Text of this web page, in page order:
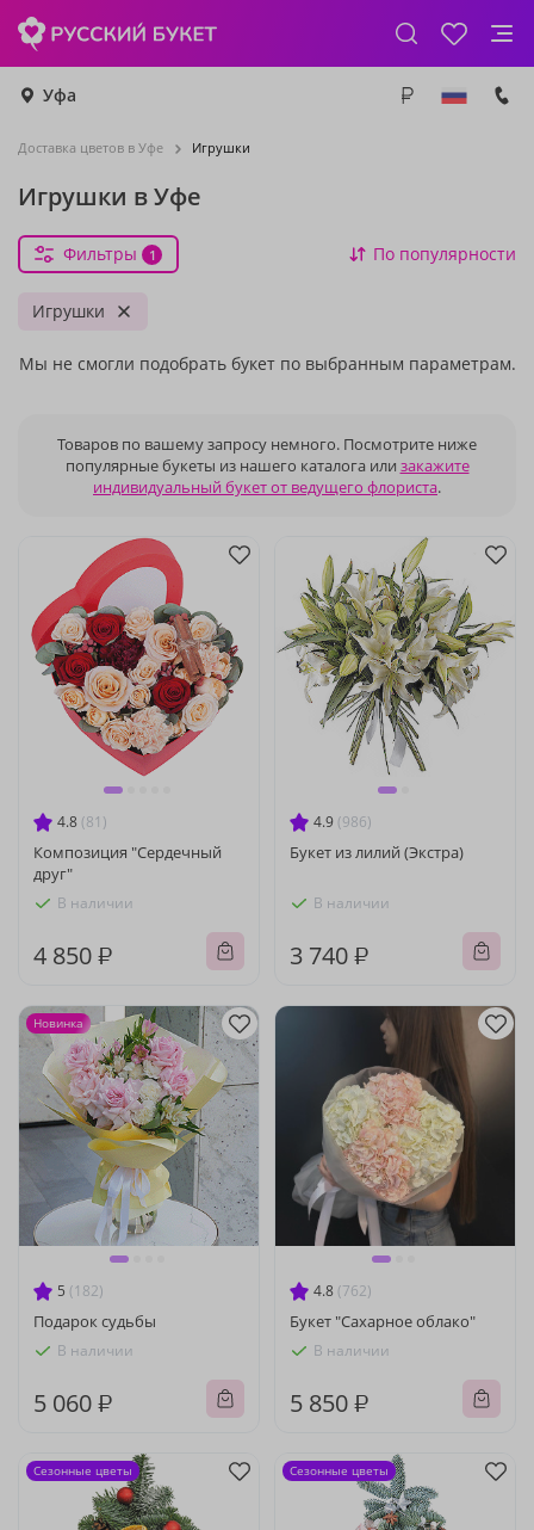
Уфа
Доставка цветов в Уфе Игрушки
Игрушки в Уфе
Фильтры 1 По популярности
Игрушки
Мы не смогли подобрать букет по выбранным параметрам.
Товаров по вашему запросу немного. Посмотрите ниже
популярные букеты из нашего каталога или закажите
индивидуальный букет от ведущего флориста.
4.8 (81)
Композиция "Сердечный
друг"
В наличии
4 850 ₽
4.9 (986)
Букет из лилий (Экстра)
В наличии
3 740 ₽
5 (182)
Подарок судьбы
В наличии
5 060 ₽
Новинка
4.8 (762)
Букет "Сахарное облако"
В наличии
5 850 ₽
Сезонные цветы Сезонные цветы